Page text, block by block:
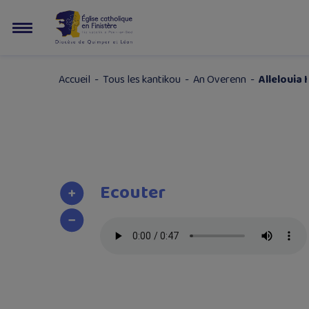
Accueil - Tous les kantikou - An Overenn - Allelouia I
Ecouter